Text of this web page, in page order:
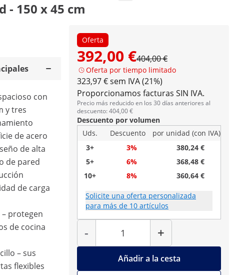
- 150 x 45 cm
Oferta
392,00 €404,00 €
Oferta por tiempo limitado
323,97 € sem IVA (21%)
Proporcionamos facturas SIN IVA.
Precio más reducido en los 30 días anteriores al
descuento: 404,00 €
Descuento por volumen
Uds.
Descuento
por unidad (con IVA)
3+
3%
380,24 €
5+
6%
368,48 €
10+
8% 360,64 €
Solicite una oferta personalizada
para más de 10 artículos
-
Cantidad
+
Añadir a la cesta
con
y tres
de acero
de alta
de pared
de carga
protegen
de cocina
– sus
flexibles